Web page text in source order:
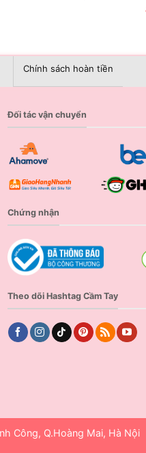
Chính sách hoàn tiền
Đối tác vận chuyển
Chứng nhận
Theo dõi Hashtag Cầm Tay
Công, Q.Hoàng Mai, Hà Nội